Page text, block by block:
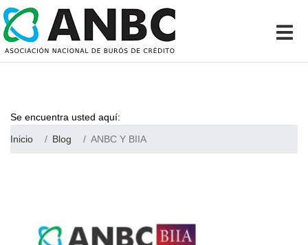
Se encuentra usted aquí:
Inicio
Blog ANBC Y BIIA